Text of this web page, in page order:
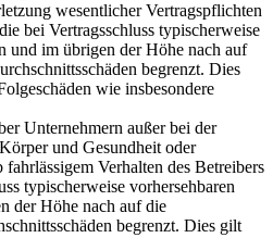
wesentlicher Vertragspflichten
bei Vertragsschluss typischerweise
und im übrigen der Höhe nach auf
begrenzt. Dies
wie insbesondere
Unternehmern außer bei der
und Gesundheit oder
Verhalten des Betreibers
typischerweise vorhersehbaren
der Höhe nach auf die
begrenzt. Dies gilt